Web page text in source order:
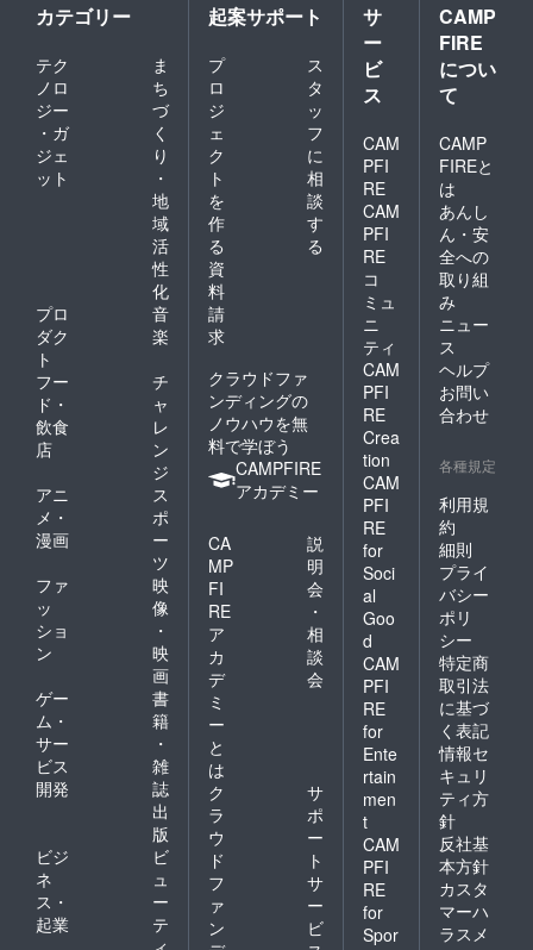
カテゴリー
テク
ノロ
ジー
・ガ
ジェ
ット
ま
ち
づ
く
り
・
地
域
活
性
化
プロ
ダク
ト
音
楽
フー
ド・
飲食
店
チ
ャ
レ
ン
ジ
アニ
メ・
漫画
ス
ポ
ー
ツ
ファ
ッ
ショ
ン
映
像
・
映
画
ゲー
ム・
サー
ビス
開発
書
籍
・
雑
誌
出
版
ビジ
ネ
ス・
起業
ビ
ュ
ー
テ
起案サポート
プ
ロ
ジ
ェ
ク
ト
を
作
る
ス
タ
ッ
フ
に
相
談
す
る
資
料
請
求
クラウドファ
ンディングの
ノウハウを無
料で学ぼう
CAMPFIRE
アカデミー
CA
MP
FI
RE
ア
カ
デ
ミ
ー
と
は
説
明
会
・
相
談
会
ク
ラ
ウ
ド
フ
ァ
ン
サ
ポ
ー
ト
サ
ー
ビ
サ
ー
ビ
ス
CAM
PFI
RE
CAM
PFI
RE
コ
ミュ
ニ
ティ
CAM
PFI
RE
Crea
tion
CAM
PFI
RE
for
Soci
al
Goo
d
CAM
PFI
RE
for
Ente
rtain
men
t
CAM
PFI
RE
for
Spor
CAMP
FIRE
につい
て
CAMP
FIREと
は
あんし
ん・安
全への
取り組
み
ニュー
ス
ヘルプ
お問い
合わせ
各種規定
利用規
約
細則
プライ
バシー
ポリ
シー
特定商
取引法
に基づ
く表記
情報セ
キュリ
ティ方
針
反社基
本方針
カスタ
マーハ
ラスメ